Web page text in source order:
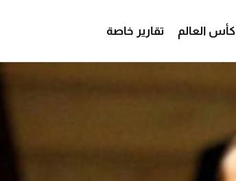
كأس العالم تقارير خاصة